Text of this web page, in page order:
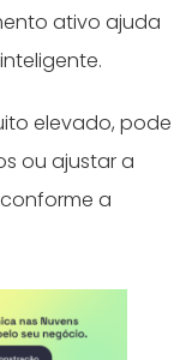
ativo ajuda
elevado, pode
ou ajustar a
a